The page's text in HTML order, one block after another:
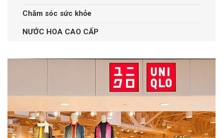
Chăm sóc sức khỏe
NƯỚC HOA CAO CẤP